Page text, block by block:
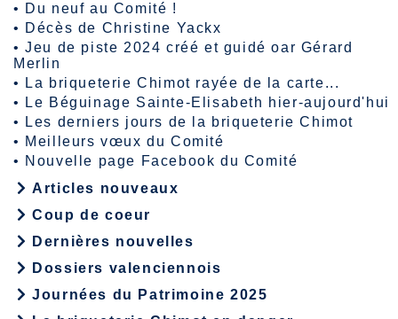
• Du neuf au Comité !
• Décès de Christine Yackx
•Jeu de piste 2024 créé et guidé oar Gérard
Merlin
•
La briqueterie Chimot rayée de la carte...
•
Le Béguinage Sainte-Elisabeth hier-aujourd'hui
•
Les derniers jours de la briqueterie Chimot
• Meilleurs vœux du Comité
• Nouvelle page Facebook du Comité
Articles nouveaux
Coup de coeur
Dernières nouvelles
Dossiers valenciennois
Journées du Patrimoine 2025